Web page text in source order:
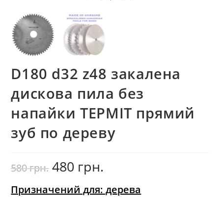
D180 d32 z48 закалена
дискова пила без
напайки ТЕРМІТ прямий
зуб по дереву
580грн. Оригінальна
ціна:
580
480 грн.
Призначений для: дерева